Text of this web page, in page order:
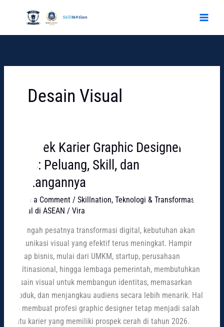
Desain Visual
Prospek Karier Graphic Designer di
2026: Peluang, Skill, dan
Tantangannya
Leave a Comment / Skillnation, Teknologi & Transformasi
Digital di ASEAN / Vira
Di tengah pesatnya transformasi digital, kebutuhan akan
komunikasi visual yang efektif terus meningkat. Hampir
setiap bisnis, mulai dari UMKM, startup, perusahaan
multinasional, hingga lembaga pemerintah, membutuhkan
desain visual untuk membangun identitas, memasarkan
produk, dan menjangkau audiens secara lebih menarik. Hal
ini membuat profesi graphic designer tetap menjadi salah
satu karier yang memiliki prospek cerah di tahun 2026.
Designer
2026:
Tantangannya